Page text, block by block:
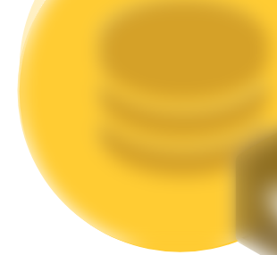
Гибкая ставка для заработка